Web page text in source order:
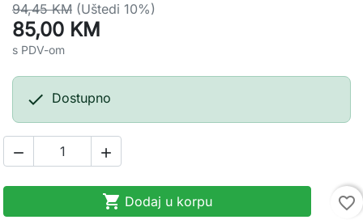
94,45 KM (Uštedi 10%)
85,00 KM
s PDV-om
 Dostupno
 
 Dodaj u korpu
favorite_border